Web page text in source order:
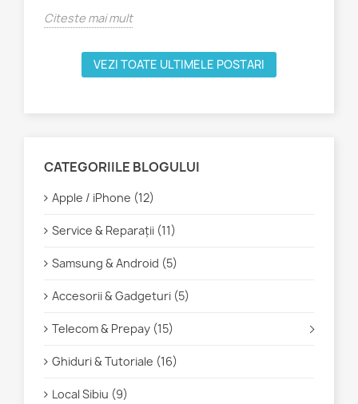
Citeste mai mult
VEZI TOATE ULTIMELE POSTARI
CATEGORIILE BLOGULUI
Apple / iPhone (12)
Service & Reparații (11)
Samsung & Android (5)
Accesorii & Gadgeturi (5)
Telecom & Prepay (15)
Ghiduri & Tutoriale (16)
Local Sibiu (9)